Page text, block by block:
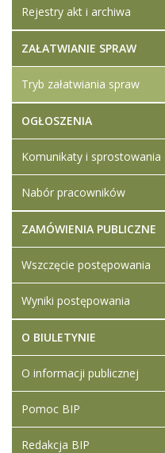
Rejestry akt i archiwa
ZAŁATWIANIE SPRAW
Tryb załatwiania spraw
OGŁOSZENIA
Komunikaty i sprostowania
Nabór pracowników
ZAMÓWIENIA PUBLICZNE
Wszczęcie postępowania
Wyniki postępowania
O BIULETYNIE
O informacji publicznej
Pomoc BIP
Redakcja BIP